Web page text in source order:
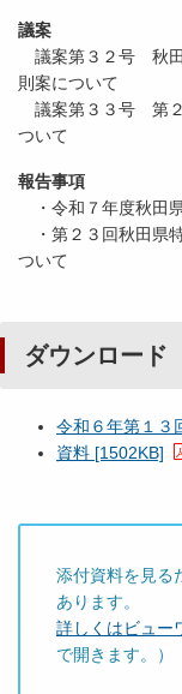
議案
議案第３２号 秋田
則案について
議案第３３号 第２
ついて
報告事項
・令和７年度秋田
・第２３回秋田県
ついて
ダウンロード
令和６年第１
資料 [1502KB]
添付資料を見る
あります。
詳しくはビュー
で開きます。）